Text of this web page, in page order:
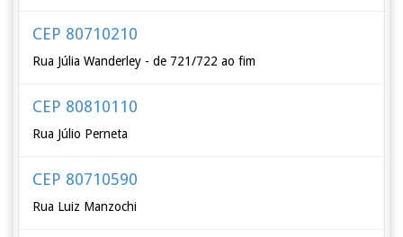
CEP 80710210
Rua Júlia Wanderley - de 721/722 ao fim
CEP 80810110
Rua Júlio Perneta
CEP 80710590
Rua Luiz Manzochi